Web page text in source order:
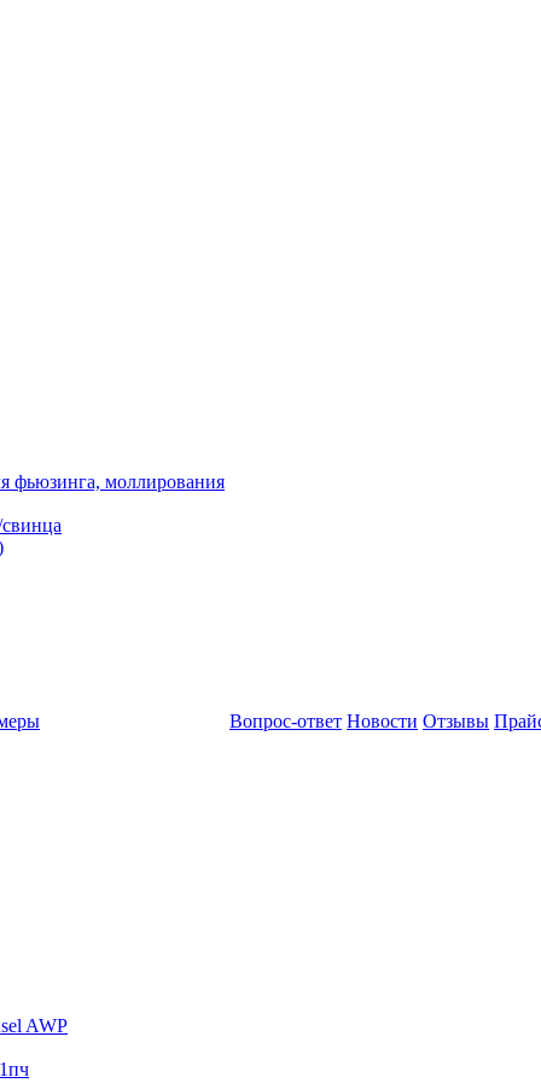
фьюзинга, моллирования
AWP
Вопрос-ответ Новости Отзывы